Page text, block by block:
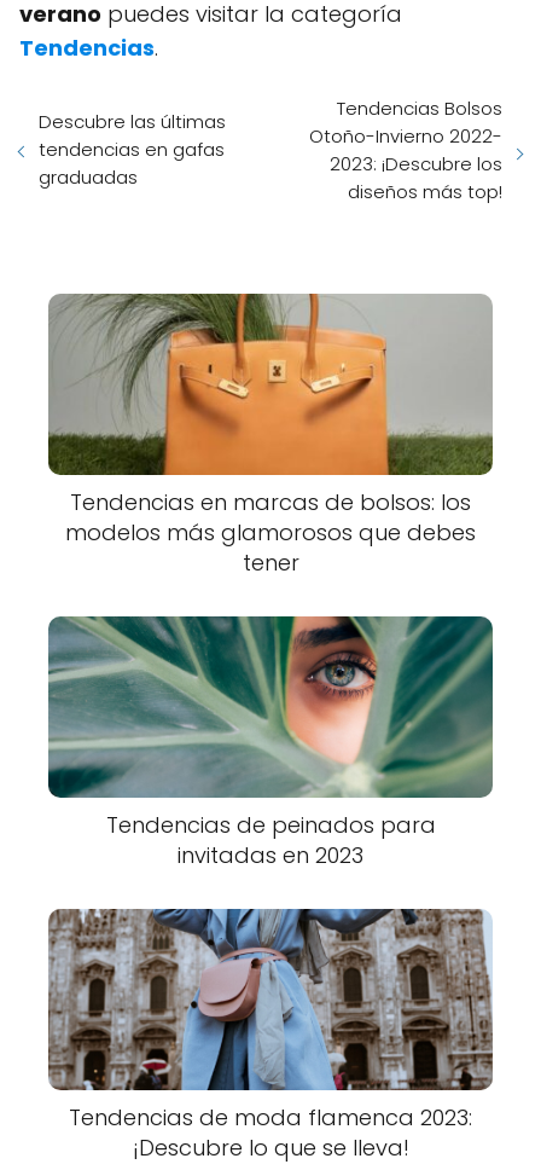
verano puedes visitar la categoría
Tendencias.
Descubre las últimas
tendencias en gafas
graduadas
Tendencias Bolsos
Otoño-Invierno 2022-
2023: ¡Descubre los
diseños más top!
Tendencias en marcas de bolsos: los
modelos más glamorosos que debes
tener
Tendencias de peinados para
invitadas en 2023
Tendencias de moda flamenca 2023:
¡Descubre lo que se lleva!